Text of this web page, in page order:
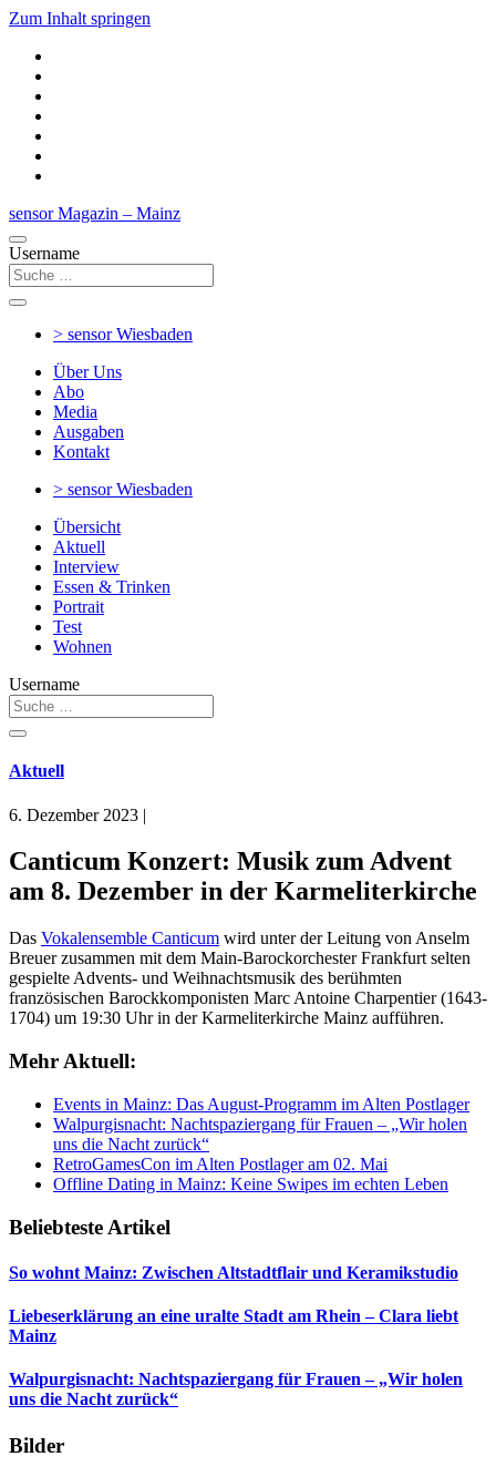
Zum Inhalt springen
sensor Magazin – Mainz
Username
> sensorWiesbaden
Über Uns
Abo
Media
Ausgaben
Kontakt
> sensorWiesbaden
Übersicht
Aktuell
Interview
Essen & Trinken
Portrait
Test
Wohnen
Username
Aktuell
6. Dezember 2023 |
Canticum Konzert: Musik zum Advent
am 8. Dezember in der Karmeliterkirche
Das Vokalensemble Canticum wird unter der Leitung von Anselm
Breuer zusammen mit dem Main-Barockorchester Frankfurt selten
gespielte Advents- und Weihnachtsmusik des berühmten
französischen Barockkomponisten Marc Antoine Charpentier (1643-
1704) um 19:30 Uhr in der Karmeliterkirche Mainz aufführen.
Mehr Aktuell:
Events in Mainz: Das August-Programm im Alten Postlager
Walpurgisnacht: Nachtspaziergang für Frauen – „Wir holen
uns die Nacht zurück“
RetroGamesCon im Alten Postlager am 02. Mai
Offline Dating in Mainz: Keine Swipes im echten Leben
Beliebteste Artikel
So wohnt Mainz: Zwischen Altstadtflair und Keramikstudio
Liebeserklärung an eine uralte Stadt am Rhein – Clara liebt
Mainz
Walpurgisnacht: Nachtspaziergang für Frauen – „Wir holen
uns die Nacht zurück“
Bilder